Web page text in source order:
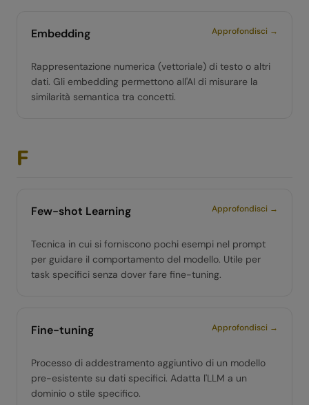
Embedding Approfondisci →
Rappresentazione numerica (vettoriale) di testo o altri
dati. Gli embedding permettono all'AI di misurare la
similarità semantica tra concetti.
F
Few-shot Learning Approfondisci →
Tecnica in cui si forniscono pochi esempi nel prompt
per guidare il comportamento del modello. Utile per
task specifici senza dover fare fine-tuning.
Fine-tuning Approfondisci →
Processo di addestramento aggiuntivo di un modello
pre-esistente su dati specifici. Adatta l'LLM a un
dominio o stile specifico.